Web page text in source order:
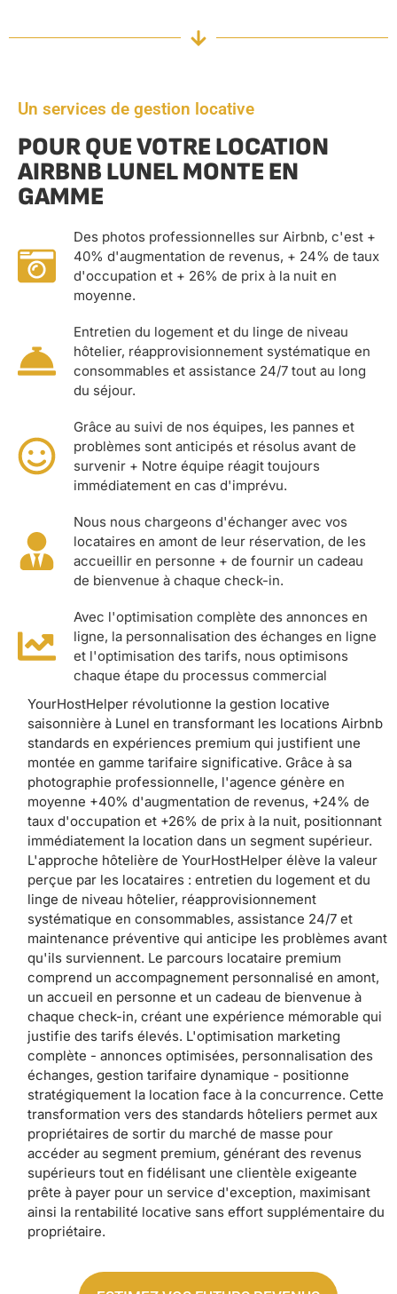
Un services de gestion locative
POUR QUE VOTRE LOCATION
AIRBNB LUNEL MONTE EN
GAMME
Des photos professionnelles sur Airbnb, c'est +
40% d'augmentation de revenus, + 24% de taux
d'occupation et + 26% de prix à la nuit en
moyenne.
Entretien du logement et du linge de niveau
hôtelier, réapprovisionnement systématique en
consommables et assistance 24/7 tout au long
du séjour.
Grâce au suivi de nos équipes, les pannes et
problèmes sont anticipés et résolus avant de
survenir + Notre équipe réagit toujours
immédiatement en cas d'imprévu.
Nous nous chargeons d'échanger avec vos
locataires en amont de leur réservation, de les
accueillir en personne + de fournir un cadeau
de bienvenue à chaque check-in.
Avec l'optimisation complète des annonces en
ligne, la personnalisation des échanges en ligne
et l'optimisation des tarifs, nous optimisons
chaque étape du processus commercial
YourHostHelper révolutionne la gestion locative
saisonnière à Lunel en transformant les locations Airbnb
standards en expériences premium qui justifient une
montée en gamme tarifaire significative. Grâce à sa
photographie professionnelle, l'agence génère en
moyenne +40% d'augmentation de revenus, +24% de
taux d'occupation et +26% de prix à la nuit, positionnant
immédiatement la location dans un segment supérieur.
L'approche hôtelière de YourHostHelper élève la valeur
perçue par les locataires : entretien du logement et du
linge de niveau hôtelier, réapprovisionnement
systématique en consommables, assistance 24/7 et
maintenance préventive qui anticipe les problèmes avant
qu'ils surviennent. Le parcours locataire premium
comprend un accompagnement personnalisé en amont,
un accueil en personne et un cadeau de bienvenue à
chaque check-in, créant une expérience mémorable qui
justifie des tarifs élevés. L'optimisation marketing
complète - annonces optimisées, personnalisation des
échanges, gestion tarifaire dynamique - positionne
stratégiquement la location face à la concurrence. Cette
transformation vers des standards hôteliers permet aux
propriétaires de sortir du marché de masse pour
accéder au segment premium, générant des revenus
supérieurs tout en fidélisant une clientèle exigeante
prête à payer pour un service d'exception, maximisant
ainsi la rentabilité locative sans effort supplémentaire du
propriétaire.